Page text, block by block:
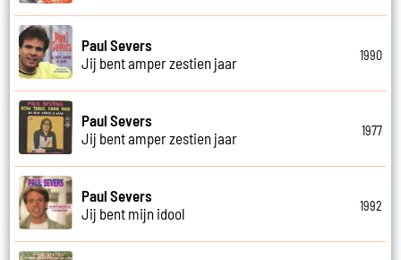
Paul Severs
Jij bent amper zestien jaar
1990
Paul Severs
Jij bent amper zestien jaar
1977
Paul Severs
Jij bent mijn idool
1992